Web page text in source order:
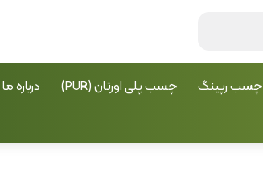
چسب رپینگ چسب پلی اورتان (PUR)
درباره ما